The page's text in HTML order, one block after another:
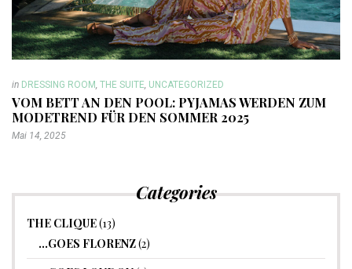
in DRESSING ROOM THE SUITE UNCATEGORIZED
VOM BETT AN DEN POOL: PYJAMAS WERDEN ZUM
MODETREND FÜR DEN SOMMER 2025
Mai 14, 2025
Categories
THE CLIQUE(13)
…GOES FLORENZ(2)